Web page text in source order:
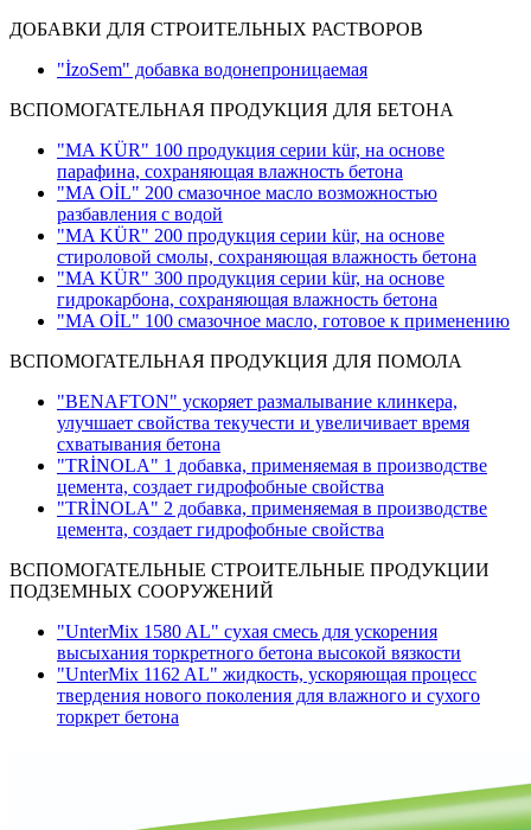
ДОБАВКИ ДЛЯ СТРОИТЕЛЬНЫХ РАСТВОРОВ
"İzoSem" добавка водонепроницаемая
ВСПОМОГАТЕЛЬНАЯ ПРОДУКЦИЯ ДЛЯ БЕТОНА
"MA KÜR" 100 продукция серии kür, на основе
парафина, сохраняющая влажность бетона
"MA OİL" 200 смазочное масло возможностью
разбавления с водой
"MA KÜR" 200 продукция серии kür, на основе
стироловой смолы, сохраняющая влажность бетона
"MA KÜR" 300 продукция серии kür, на основе
гидрокарбона, сохраняющая влажность бетона
"MA OİL" 100 смазочное масло, готовое к применению
ВСПОМОГАТЕЛЬНАЯ ПРОДУКЦИЯ ДЛЯ ПОМОЛА
"BENAFTON" ускоряет размалывание клинкера,
улучшает свойства текучести и увеличивает время
схватывания бетона
"TRİNOLA" 1 добавка, применяемая в производстве
цемента, создает гидрофобные свойства
"TRİNOLA" 2 добавка, применяемая в производстве
цемента, создает гидрофобные свойства
ВСПОМОГАТЕЛЬНЫЕ СТРОИТЕЛЬНЫЕ ПРОДУКЦИИ
ПОДЗЕМНЫХ СООРУЖЕНИЙ
"UnterMix 1580 AL" сухая смесь для ускорения
высыхания торкретного бетона высокой вязкости
"UnterMix 1162 AL" жидкость, ускоряющая процесс
твердения нового поколения для влажного и сухого
торкрет бетона